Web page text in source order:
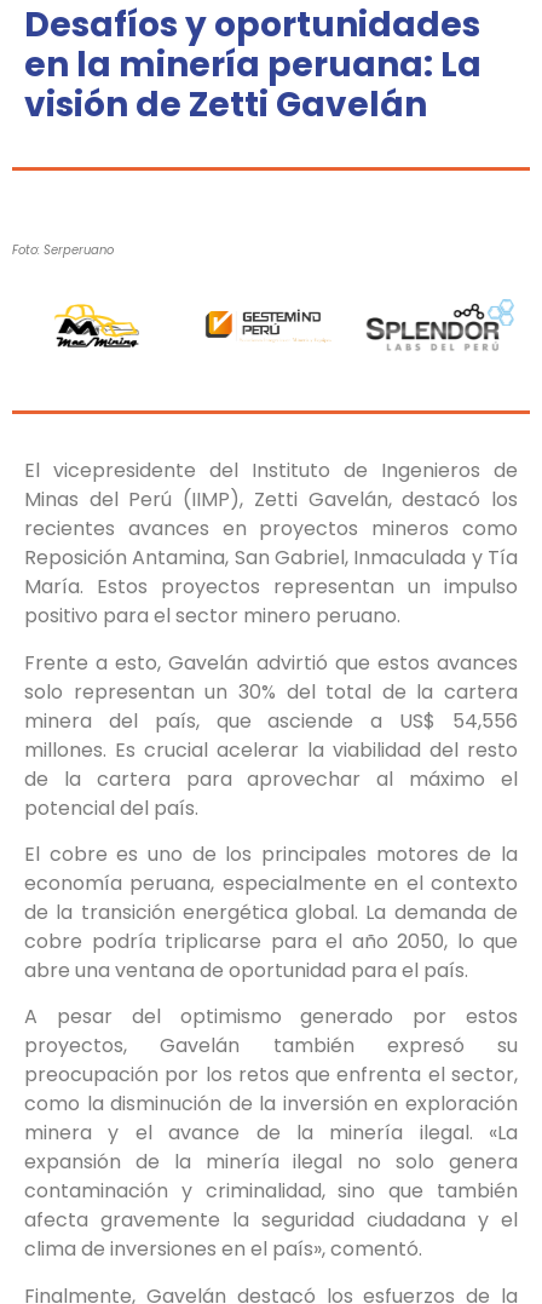
Desafíos y oportunidades
en la minería peruana: La
visión de Zetti Gavelán
Foto: Serperuano
El vicepresidente del Instituto de Ingenieros de
Minas del Perú (IIMP), Zetti Gavelán, destacó los
recientes avances en proyectos mineros como
Reposición Antamina, San Gabriel, Inmaculada y Tía
María. Estos proyectos representan un impulso
positivo para el sector minero peruano.
Frente a esto, Gavelán advirtió que estos avances
solo representan un 30% del total de la cartera
minera del país, que asciende a US$ 54,556
millones. Es crucial acelerar la viabilidad del resto
de la cartera para aprovechar al máximo el
potencial del país.
El cobre es uno de los principales motores de la
economía peruana, especialmente en el contexto
de la transición energética global. La demanda de
cobre podría triplicarse para el año 2050, lo que
abre una ventana de oportunidad para el país.
A pesar del optimismo generado por estos
proyectos, Gavelán también expresó su
preocupación por los retos que enfrenta el sector,
como la disminución de la inversión en exploración
minera y el avance de la minería ilegal. «La
expansión de la minería ilegal no solo genera
contaminación y criminalidad, sino que también
afecta gravemente la seguridad ciudadana y el
clima de inversiones en el país», comentó.
Finalmente, Gavelán destacó los esfuerzos de la